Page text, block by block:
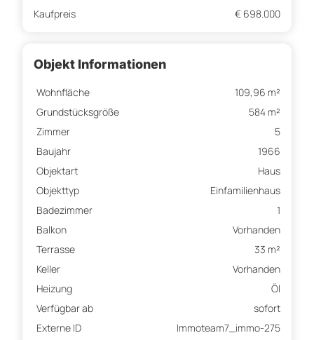
Kaufpreis € 698.000
Objekt Informationen
Wohnfläche
109,96 m²
Grundstücksgröße
584 m²
Zimmer
5
Baujahr
1966
Objektart
Haus
Objekttyp
Einfamilienhaus
Badezimmer
1
Balkon
Vorhanden
Terrasse
33 m²
Keller
Vorhanden
Heizung
Öl
Verfügbar ab
sofort
Externe ID
Immoteam7_immo-275